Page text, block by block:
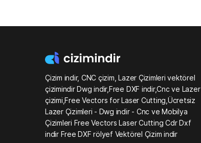
Çizim indir, CNC çizim, Lazer Çizimleri vektörel
çizimindir Dwg indir,Free DXF indir,Cnc ve Lazer
çizimi,Free Vectors for Laser Cutting,Ücretsiz
Lazer Çizimleri - Dwg indir - Cnc ve Mobilya
Çizimleri Free Vectors Laser Cutting Cdr Dxf
indir Free DXF rölyef Vektörel Çizim indir